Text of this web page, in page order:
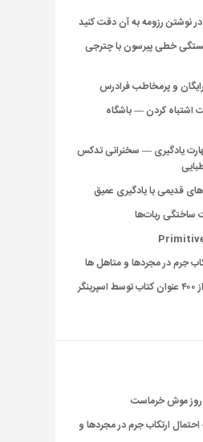
نوشتن رزومه به آن دقت کنید
خطی پیرسون با چترجی
و پرمخاطب فرادرس
اشتباه کردن — باشگاه
یادگیری — سخنرانی تدکس
قدیمی با یادگیری عمیق
ساختگی ربات‌ها
جرم در مجردها و متاهل ها
رایگان شدن بیش از ۴۰۰ عنوان کتاب توسط اسپرینگر
روز موش خرماست
ارتکاب جرم در مجردها و